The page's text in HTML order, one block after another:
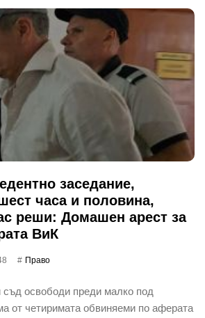
заседание,
часа и половина,
реши: Домашен арест за
ВиК
Право
съд освободи преди малко под
от четиримата обвиняеми по аферата